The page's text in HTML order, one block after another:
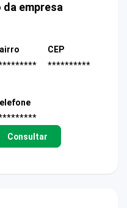
empresa
CEP
**********
Consultar